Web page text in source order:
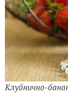
Клубнично-